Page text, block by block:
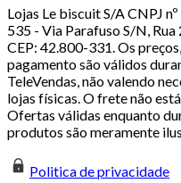
Lojas Le biscuit S/A CNPJ
535 - Via Parafuso S/N,
CEP: 42.800-331. Os
pagamento são válidos
TeleVendas, não valendo
lojas físicas. O frete não
Ofertas válidas enquanto
produtos são meramente
Politica de privacidade